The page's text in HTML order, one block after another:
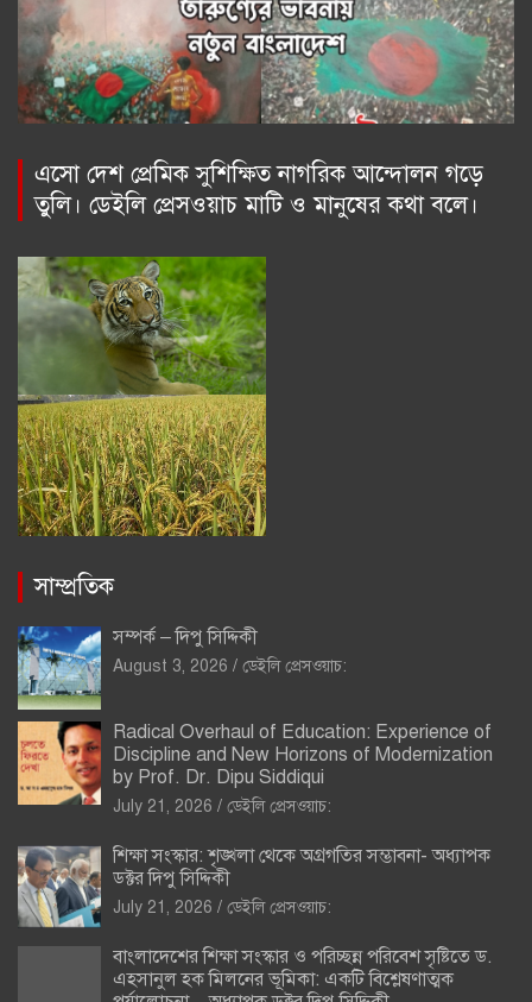
এসো দেশ প্রেমিক সুশিক্ষিত নাগরিক আন্দোলন গড়ে
তুলি। ডেইলি প্রেসওয়াচ মাটি ও মানুষের কথা বলে।
সাম্প্রতিক
সম্পর্ক – দিপু সিদ্দিকী
August 3, 2026 ডেইলি প্রেসওয়াচ:
Radical Overhaul of Education: Experience of
Discipline and New Horizons of Modernization
by Prof. Dr. Dipu Siddiqui
July 21, 2026 ডেইলি প্রেসওয়াচ:
শিক্ষা সংস্কার: শৃঙ্খলা থেকে অগ্রগতির সম্ভাবনা- অধ্যাপক
ডক্টর দিপু সিদ্দিকী
July 21, 2026 ডেইলি প্রেসওয়াচ:
বাংলাদেশের শিক্ষা সংস্কার ও পরিচ্ছন্ন পরিবেশ সৃষ্টিতে ড.
এহসানুল হক মিলনের ভূমিকা: একটি বিশ্লেষণাত্মক